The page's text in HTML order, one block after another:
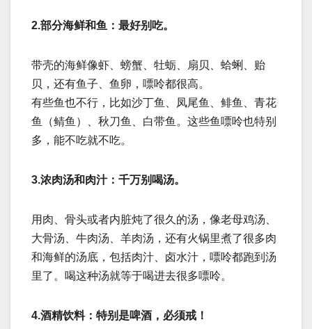
2.部分海鲜和鱼：最好别吃。
带壳的海鲜像虾、螃蟹、牡蛎、扇贝、蛤蜊、贻
贝，还有鱼子、鱼卵，嘌呤都很高。
有些鱼也不行，比如沙丁鱼、凤尾鱼、鲱鱼、青花
鱼（鲭鱼）、秋刀鱼、白带鱼。这些鱼嘌呤也特别
多，能不吃就不吃。
3.浓肉汤和肉汁：千万别喝汤。
用肉、骨头或者内脏炖了很久的汤，像老母鸡汤、
大骨汤、牛肉汤、羊肉汤，还有火锅里煮了很多肉
和海鲜的汤底，包括肉汁、卤水汁，嘌呤都跑到汤
里了。喝这种汤就等于喝进去很多嘌呤。
4.酒精饮料：特别是啤酒，必须戒！